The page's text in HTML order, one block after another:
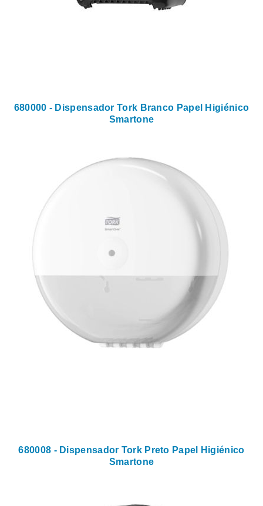
680000 - Dispensador Tork Branco Papel Higiénico
Smartone
680008 - Dispensador Tork Preto Papel Higiénico
Smartone